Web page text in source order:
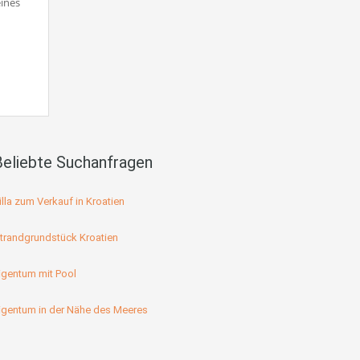
Suchanfragen
zum Verkauf in Kroatien
Kroatien
mit Pool
in der Nähe des Meeres